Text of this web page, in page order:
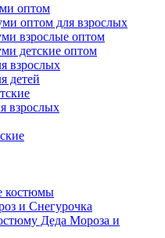
оптом
оптом для взрослых
взрослые оптом
детские оптом
взрослых
детей
взрослых
костюмы
и Снегурочка
Деда Мороза и